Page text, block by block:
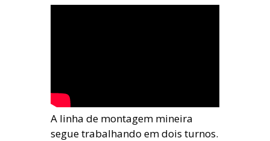
A linha de montagem mineira
segue trabalhando em dois turnos.